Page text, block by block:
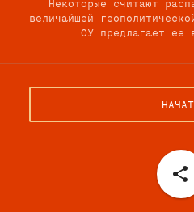
Некоторые считают
величайшей
ОУ предлагает ее